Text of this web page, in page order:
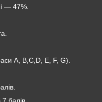
— 47%.
A, B,C,D, E, F, G).
балів.